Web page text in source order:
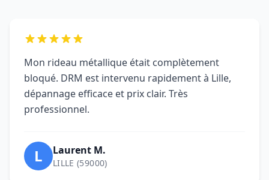
Mon rideau métallique était complètement
bloqué. DRM est intervenu rapidement à Lille,
dépannage efficace et prix clair. Très
professionnel.
L Laurent M.
LILLE (59000)